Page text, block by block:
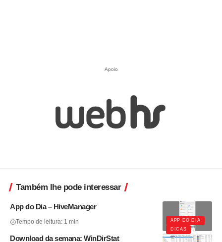
Apoio
Também lhe pode interessar
APP DO DIA
DICAS
App do Dia – HiveManager
Tempo de leitura: 1 min
Download da semana: WinDirStat